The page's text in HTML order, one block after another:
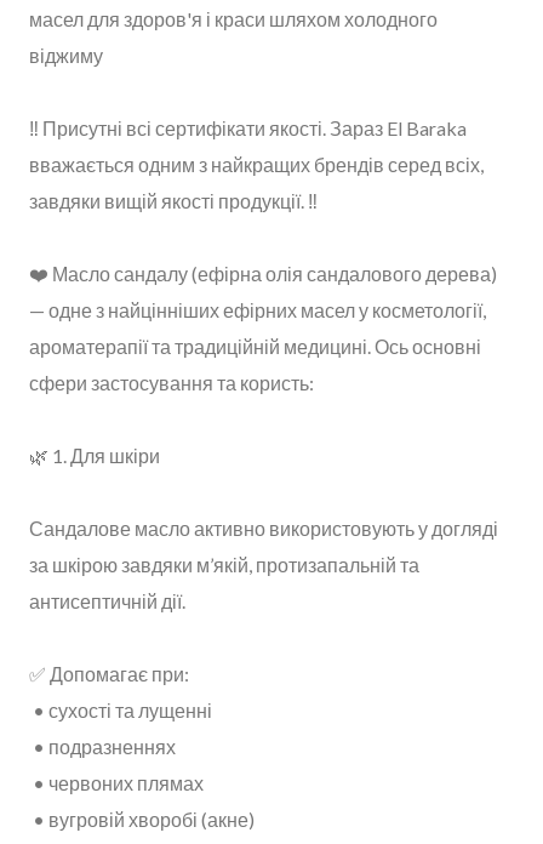
масел для здоров'я і краси шляхом холодного
віджиму
‼️ Присутні всі сертифікати якості. Зараз El Baraka
вважається одним з найкращих брендів серед всіх,
завдяки вищій якості продукції. ‼️
❤️ Масло сандалу (ефірна олія сандалового дерева)
— одне з найцінніших ефірних масел у косметології,
ароматерапії та традиційній медицині. Ось основні
сфери застосування та користь:
🌿 1. Для шкіри
Сандалове масло активно використовують у догляді
за шкірою завдяки м’якій, протизапальній та
антисептичній дії.
✅ Допомагає при:
• сухості та лущенні
• подразненнях
• червоних плямах
• вугровій хворобі (акне)